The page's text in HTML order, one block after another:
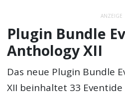
ANZEIGE
Plugin Bundle
Anthology XII
Das neue Plugin Bundle
XII beinhaltet 33